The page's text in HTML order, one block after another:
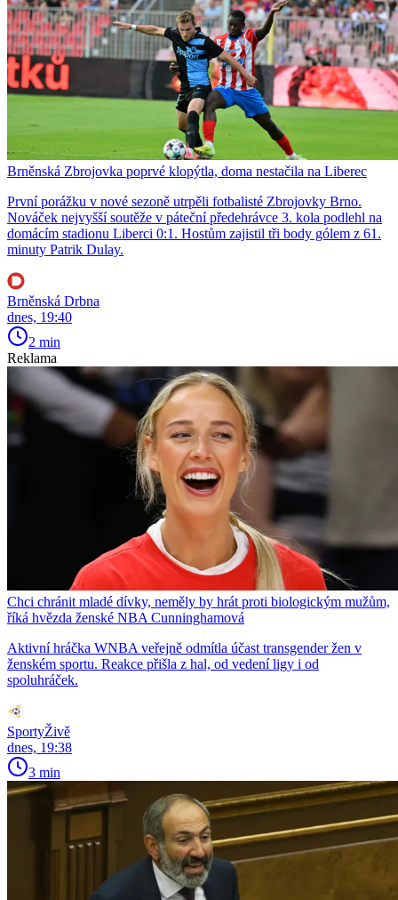
Brněnská Zbrojovka poprvé klopýtla, doma nestačila na Liberec
První porážku v nové sezoně utrpěli fotbalisté Zbrojovky Brno.
Nováček nejvyšší soutěže v páteční předehrávce 3. kola podlehl na
domácím stadionu Liberci 0:1. Hostům zajistil tři body gólem z 61.
minuty Patrik Dulay.
Brněnská Drbna
dnes, 19:40
2 min
Reklama
Chci chránit mladé dívky, neměly by hrát proti biologickým mužům,
říká hvězda ženské NBA Cunninghamová
Aktivní hráčka WNBA veřejně odmítla účast transgender žen v
ženském sportu. Reakce přišla z hal, od vedení ligy i od
spoluhráček.
SportyŽivě
dnes, 19:38
3 min